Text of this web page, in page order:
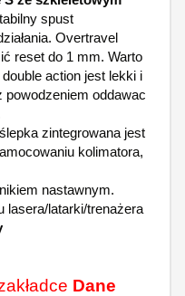
spust
Overtravel
reset do 1 mm. Warto
action jest lekki i
oddawac
zintegrowana jest
kolimatora,
nastawnym.
lasera/latarki/trenażera
Dane